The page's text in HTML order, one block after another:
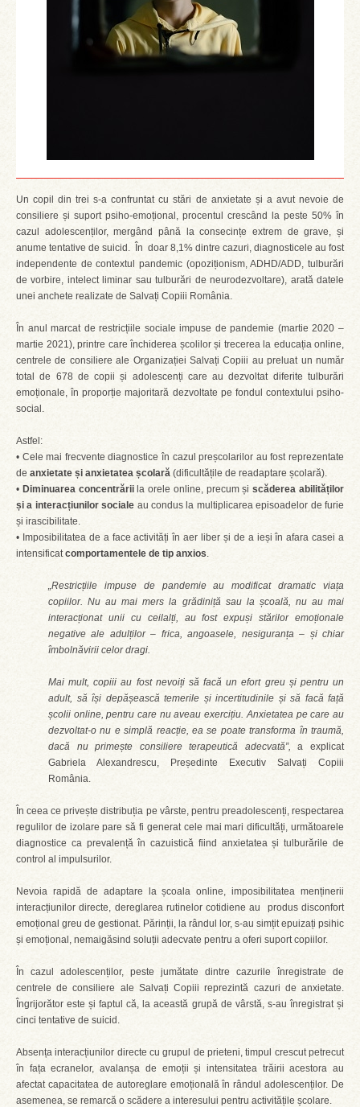
Un copil din trei s-a confruntat cu stări de anxietate și a avut nevoie de
consiliere și suport psiho-emoțional, procentul crescând la peste 50% în
cazul adolescenților, mergând până la consecințe extrem de grave, și
anume tentative de suicid. În doar 8,1% dintre cazuri, diagnosticele au fost
independente de contextul pandemic (opoziționism, ADHD/ADD, tulburări
de vorbire, intelect liminar sau tulburări de neurodezvoltare), arată datele
unei anchete realizate de Salvați Copiii România.
În anul marcat de restricțiile sociale impuse de pandemie (martie 2020 –
martie 2021), printre care închiderea școlilor și trecerea la educația online,
centrele de consiliere ale Organizației Salvați Copiii au preluat un număr
total de 678 de copii și adolescenți care au dezvoltat diferite tulburări
emoționale, în proporție majoritară dezvoltate pe fondul contextului psiho-
social.
Astfel:
• Cele mai frecvente diagnostice în cazul preșcolarilor au fost reprezentate
de anxietate și anxietatea școlară (dificultățile de readaptare școlară).
• Diminuarea concentrăriila orele online, precum șiscăderea abilităților
și a interacțiunilor sociale au condus la multiplicarea episoadelor de furie
și irascibilitate.
• Imposibilitatea de a face activități în aer liber și de a ieși în afara casei a
intensificatcomportamentele de tip anxios.
„Restricțiile impuse de pandemie au modificat dramatic viața
copiilor. Nu au mai mers la grădiniță sau la școală, nu au mai
interacționat unii cu ceilalți, au fost expuși stărilor emoționale
negative ale adulților – frica, angoasele, nesiguranța – și chiar
îmbolnăvirii celor dragi.
Mai mult, copiii au fost nevoiți să facă un efort greu și pentru un
adult, să își depășească temerile și incertitudinile și să facă față
școlii online, pentru care nu aveau exercițiu. Anxietatea pe care au
dezvoltat-o nu e simplă reacție, ea se poate transforma în traumă,
dacă nu primește consiliere terapeutică adecvată”, a explicat
Gabriela Alexandrescu, Președinte Executiv Salvați Copiii
România.
În ceea ce privește distribuția pe vârste, pentru preadolescenți, respectarea
regulilor de izolare pare să fi generat cele mai mari dificultăți, următoarele
diagnostice ca prevalență în cazuistică fiind anxietatea și tulburările de
control al impulsurilor.
Nevoia rapidă de adaptare la școala online, imposibilitatea menținerii
interacțiunilor directe, dereglarea rutinelor cotidiene au produs disconfort
emoțional greu de gestionat. Părinții, la rândul lor, s-au simțit epuizați psihic
și emoțional, nemaigăsind soluții adecvate pentru a oferi suport copiilor.
În cazul adolescenților, peste jumătate dintre cazurile înregistrate de
centrele de consiliere ale Salvați Copiii reprezintă cazuri de anxietate.
Îngrijorător este și faptul că, la această grupă de vârstă, s-au înregistrat și
cinci tentative de suicid.
Absența interacțiunilor directe cu grupul de prieteni, timpul crescut petrecut
în fața ecranelor, avalanșa de emoții și intensitatea trăirii acestora au
afectat capacitatea de autoreglare emoțională în rândul adolescenților. De
asemenea, se remarcă o scădere a interesului pentru activitățile școlare.